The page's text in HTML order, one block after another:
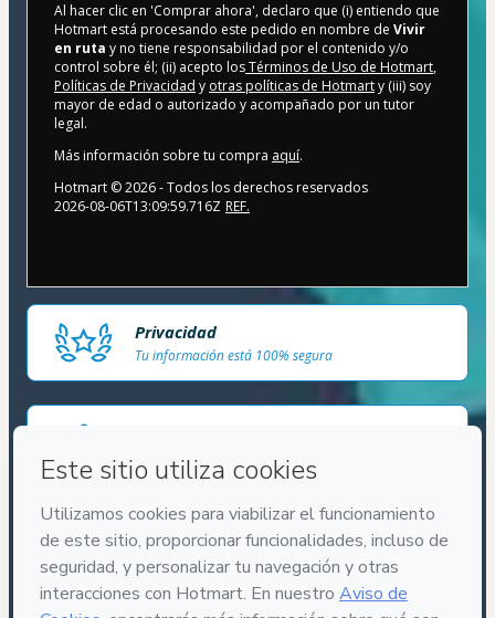
Al hacer clic en 'Comprar ahora', declaro que (i) entiendo que
Hotmart está procesando este pedido en nombre de Vivir
en ruta y no tiene responsabilidad por el contenido y/o
control sobre él; (ii) acepto losTérminos de Uso de Hotmart,
Políticas de Privacidad y otras políticas de Hotmarty (iii) soy
mayor de edad o autorizado y acompañado por un tutor
legal.
Más información sobre tu compra aquí.
Hotmart ©2026- Todos los derechos reservados
2026-08-06T13:09:59.716Z REF.
Privacidad
Tu información está 100% segura
Ambiente seguro y autenticado
Entrega por email
Acceso al producto entregado por email